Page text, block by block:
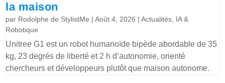
la maison
par Rodolphe de StylistMe |Août 4, 2026 |Actualités, IA &
Robotique
Unitree G1 est un robot humanoïde bipède abordable de 35
kg, 23 degrés de liberté et 2 h d’autonomie, orienté
chercheurs et développeurs plutôt que maison autonome.